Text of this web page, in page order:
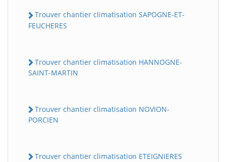
Trouver chantier climatisation SAPOGNE-ET-
FEUCHERES
Trouver chantier climatisation HANNOGNE-
SAINT-MARTIN
Trouver chantier climatisation NOVION-
PORCIEN
Trouver chantier climatisation ETEIGNIERES